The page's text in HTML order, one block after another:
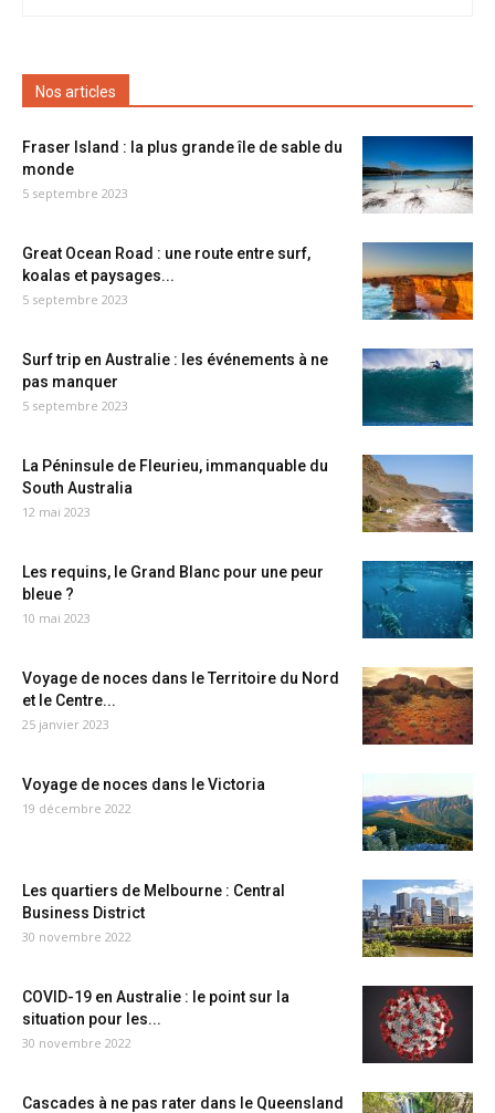
Nos articles
Fraser Island : la plus grande île de sable du
monde
5 septembre 2023
Great Ocean Road : une route entre surf,
koalas et paysages...
5 septembre 2023
Surf trip en Australie : les événements à ne
pas manquer
5 septembre 2023
La Péninsule de Fleurieu, immanquable du
South Australia
12 mai 2023
Les requins, le Grand Blanc pour une peur
bleue ?
10 mai 2023
Voyage de noces dans le Territoire du Nord
et le Centre...
25 janvier 2023
Voyage de noces dans le Victoria
19 décembre 2022
Les quartiers de Melbourne : Central
Business District
30 novembre 2022
COVID-19 en Australie : le point sur la
situation pour les...
30 novembre 2022
Cascades à ne pas rater dans le Queensland